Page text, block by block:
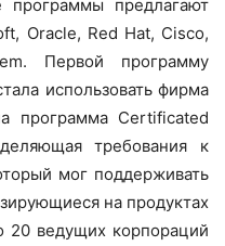
программы предлагают
Oracle, Red Hat, Cisco,
Первой программу
использовать фирма
программа Certificated
требования к
мог поддерживать
на продуктах
20 ведущих корпораций